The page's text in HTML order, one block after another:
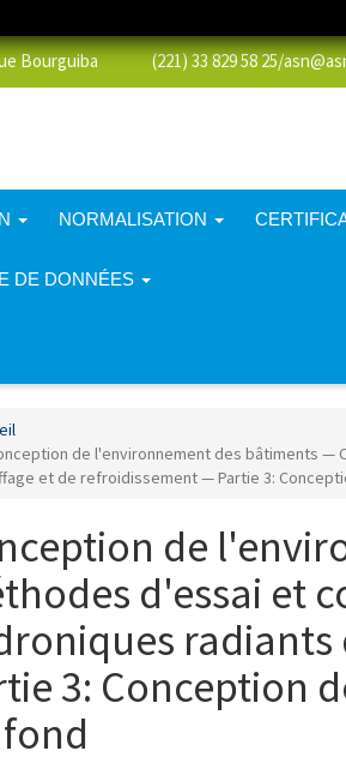
Bourguiba (221) 33 829 58 25/
NORMALISATION
DE DONNÉES
de l'environnement des bâtiments —
et de refroidissement — Partie 3:
de
d'essai et
3: Conception